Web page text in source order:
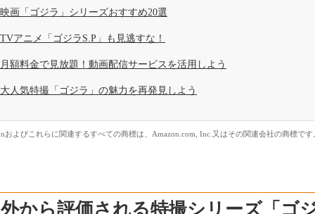
映画「ゴジラ」シリーズおすすめ20選
TVアニメ「ゴジラS.P」も見逃すな！
月額料金で見放題！動画配信サービスを活用しよう
大人気特撮「ゴジラ」の魅力を再発見しよう
およびこれらに関連するすべての商標は、Amazon.com, Inc.又はその関連会社の商標です
から評価される特撮シリーズ「ゴ